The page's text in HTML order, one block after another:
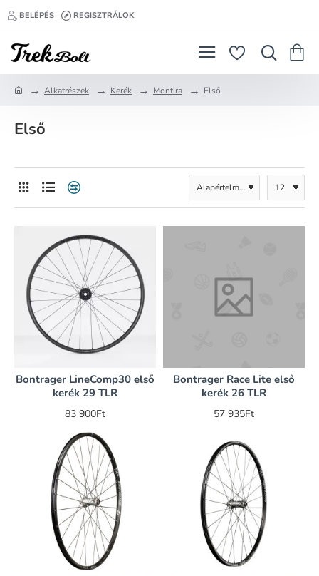
BELÉPÉS REGISZTRÁLOK
m
Alkatrészek Kerék Montira Első
Első
Bontrager LineComp30 első
kerék 29 TLR
83 900Ft
Bontrager Race Lite első
kerék 26 TLR
57 935Ft